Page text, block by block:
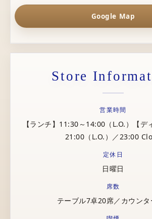
Google Map
Store
営業時間
【ランチ】11:30～14:00（L.O.）【デ
21:00（L.O.）／23:00
定休日
日曜日
席数
テーブル7卓20席／カウン